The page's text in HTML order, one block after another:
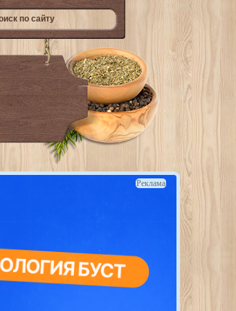
Реклама